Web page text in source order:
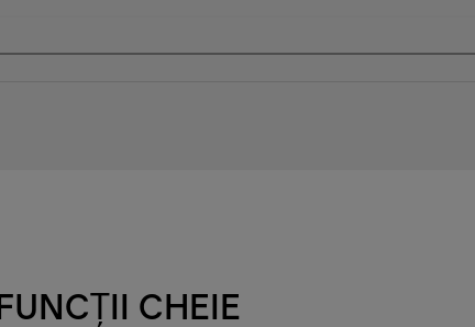
FUNCȚII CHEIE